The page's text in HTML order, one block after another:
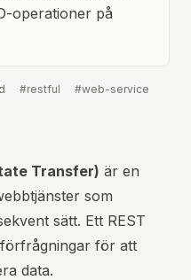
operationer på
#restful #web-service
Transfer) är en
som
sätt. Ett REST
för att
data.